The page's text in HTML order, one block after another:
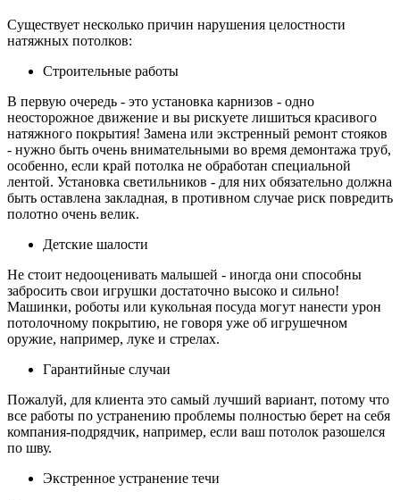
Существует несколько причин нарушения целостности
натяжных потолков:
Строительные работы
В первую очередь - это установка карнизов - одно
неосторожное движение и вы рискуете лишиться красивого
натяжного покрытия! Замена или экстренный ремонт стояков
- нужно быть очень внимательными во время демонтажа труб,
особенно, если край потолка не обработан специальной
лентой. Установка светильников - для них обязательно должна
быть оставлена закладная, в противном случае риск повредить
полотно очень велик.
Детские шалости
Не стоит недооценивать малышей - иногда они способны
забросить свои игрушки достаточно высоко и сильно!
Машинки, роботы или кукольная посуда могут нанести урон
потолочному покрытию, не говоря уже об игрушечном
оружие, например, луке и стрелах.
Гарантийные случаи
Пожалуй, для клиента это самый лучший вариант, потому что
все работы по устранению проблемы полностью берет на себя
компания-подрядчик, например, если ваш потолок разошелся
по шву.
Экстренное устранение течи